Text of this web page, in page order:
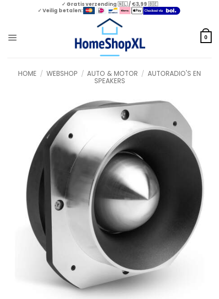
✓ Gratis verzending 🇳🇱 / €3,99 🇧🇪
✓ Veilig betalen:
0
HOME / WEBSHOP / AUTO & MOTOR / AUTORADIO'S EN
SPEAKERS